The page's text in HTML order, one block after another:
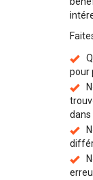
pour
dans